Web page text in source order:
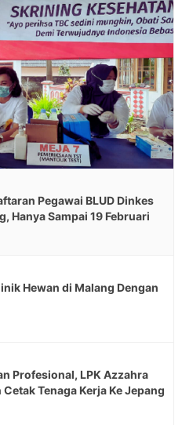
Pegawai BLUD Dinkes
Hanya Sampai 19 Februari
Hewan di Malang Dengan
Profesional, LPK Azzahra
Tenaga Kerja Ke Jepang